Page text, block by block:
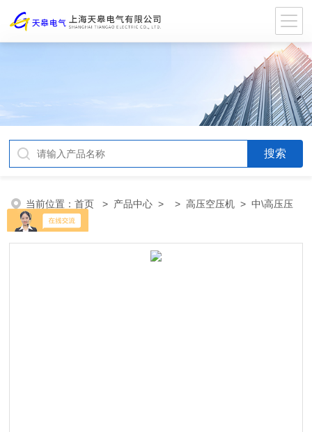
当前位置：首页 > 产品中心 > >高压空压机 > 中\高压压
缩机流程图